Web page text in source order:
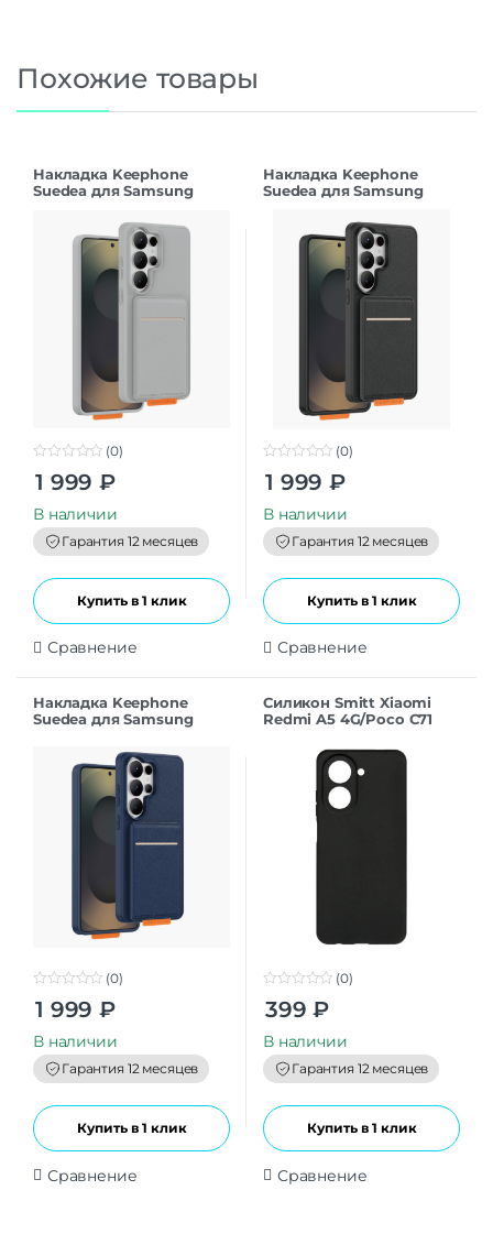
Похожие товары
Накладка Keephone
Suedea для Samsung
t
o
f
5
(0)
1 999 ₽
В наличии
Гарантия 12 месяцев
Купить в 1 клик
Сравнение
Накладка Keephone
Suedea для Samsung
t
o
f
5
(0)
1 999 ₽
В наличии
Гарантия 12 месяцев
Купить в 1 клик
Сравнение
Накладка Keephone
Suedea для Samsung
t
o
f
5
(0)
1 999 ₽
В наличии
Гарантия 12 месяцев
Купить в 1 клик
Сравнение
Силикон Smitt Xiaomi
Redmi A5 4G/Poco C71
o
t
o
f
5
(0)
399 ₽
В наличии
Гарантия 12 месяцев
Купить в 1 клик
Сравнение